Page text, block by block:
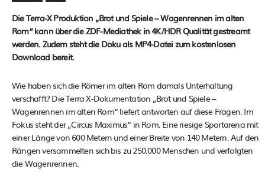
Die Terra-X Produktion „Brot und Spiele – Wagenrennen im alten
Rom“ kann über die ZDF-Mediathek in 4K/HDR Qualität gestreamt
werden. Zudem steht die Doku als MP4-Datei zum kostenlosen
Download bereit.
Wie haben sich die Römer im alten Rom damals Unterhaltung
verschafft? Die Terra X-Dokumentation „Brot und Spiele –
Wagenrennen im alten Rom“ liefert antworten auf diese Fragen. Im
Fokus steht der „Circus Maximus“ in Rom. Eine riesige Sportarena mit
einer Länge von 600 Metern und einer Breite von 140 Metern. Auf den
Rängen versammelten sich bis zu 250.000 Menschen und verfolgten
die Wagenrennen.